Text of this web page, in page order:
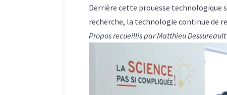
Derrière cette prouesse technologique
recherche, la technologie continue de
Propos recueillis par Matthieu Dessureault